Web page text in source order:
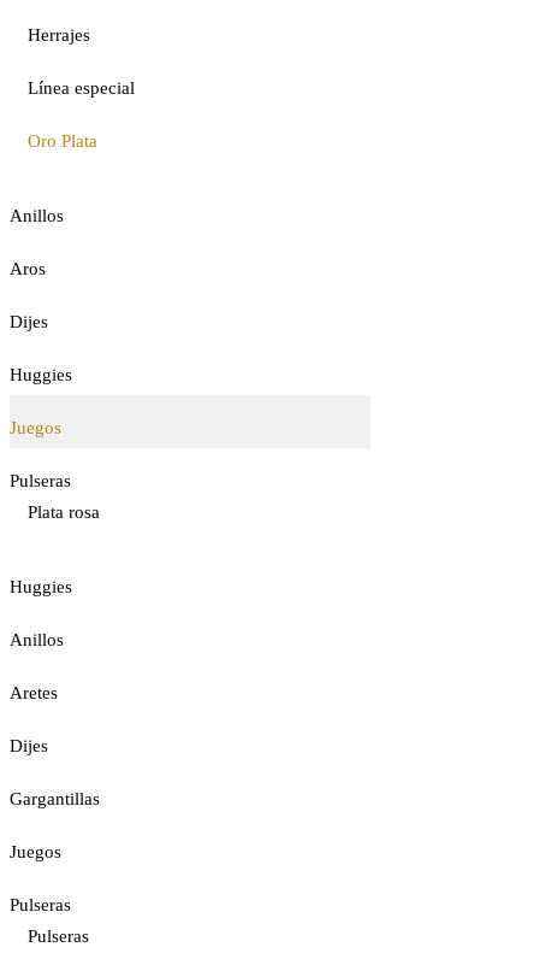
Herrajes
Línea especial
Oro Plata
Anillos
Aros
Dijes
Huggies
Juegos
Pulseras
Plata rosa
Huggies
Anillos
Aretes
Dijes
Gargantillas
Juegos
Pulseras
Pulseras